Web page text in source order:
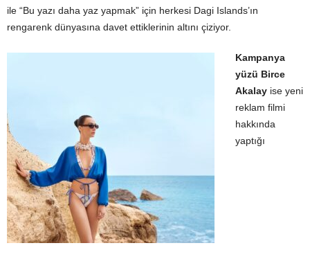
ile “Bu yazı daha yaz yapmak” için herkesi Dagi Islands’ın
rengarenk dünyasına davet ettiklerinin altını çiziyor.
Kampanya
yüzü Birce
Akalay ise yeni
reklam filmi
hakkında
yaptığı